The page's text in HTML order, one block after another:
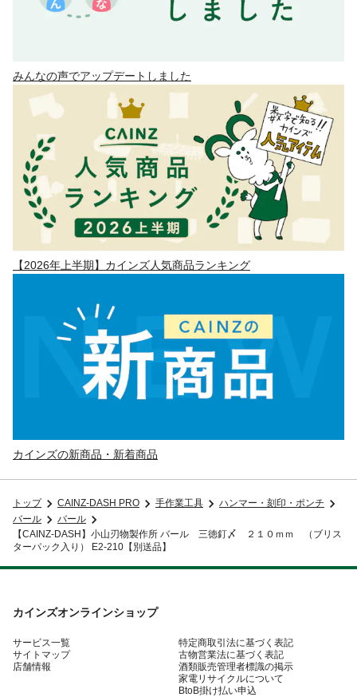
みんなの声でアップデートしました
【2026年上半期】カインズ人気商品ランキング
カインズの新商品・新着商品
トップ CAINZ-DASH PRO 手作業工具
ハンマー・刻印・ポンチ
バール
バール
【CAINZ-DASH】小山刃物製作所 バール 三徳釘〆 ２１０ｍｍ （ブリス
ターパック入り） E2-210【別送品】
カインズオンラインショップ
サービス一覧
サイトマップ
店舗情報
特定商取引法に基づく表記
古物営業法に基づく表記
酒類販売管理者標識の掲示
家電リサイクルについて
BtoB掛け払い申込